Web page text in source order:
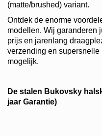
(matte/brushed) variant.
Ontdek de enorme
modellen. Wij garanderen
prijs en jarenlang
verzending en
mogelijk.
De stalen Bukovsky
jaar Garantie)